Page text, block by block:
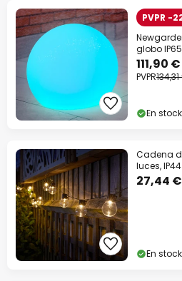
PVPR -
globo
111,90 €
PVPR
En stock
Cadena
luces, IP44
27,44 €
En stock